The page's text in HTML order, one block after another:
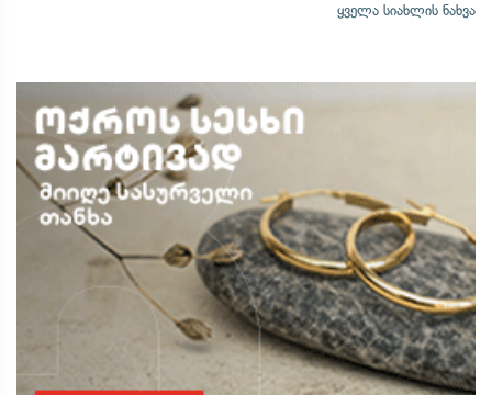
ყველა სიახლის ნახვა